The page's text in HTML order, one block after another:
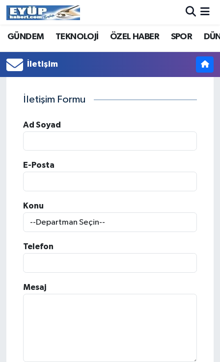
GÜNDEM TEKNOLOJİ ÖZEL HABER SPOR
İletişim
İletişim Formu
Ad Soyad
E-Posta
Konu
Telefon
Mesaj